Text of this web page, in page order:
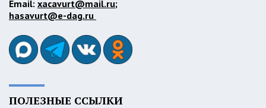
Email: xacavurt@mail.ru;
hasavurt@e-dag.ru
ПОЛЕЗНЫЕ ССЫЛКИ